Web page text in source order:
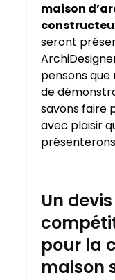
maison
seront
pensons
de
savons faire
avec plaisir
Un
pour la
maison